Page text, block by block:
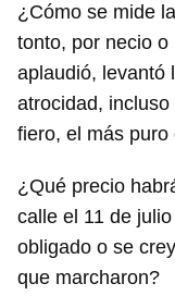
¿Cómo se mide
tonto, por necio
aplaudió, levantó
atrocidad,
fiero, el más puro
¿Qué precio
calle el 11 de
obligado o se
que marcharon?